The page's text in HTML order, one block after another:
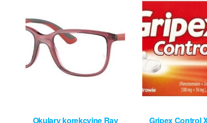
Okulary korekcyjne Ray Gripex Control